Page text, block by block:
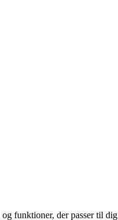
funktioner, der passer til dig